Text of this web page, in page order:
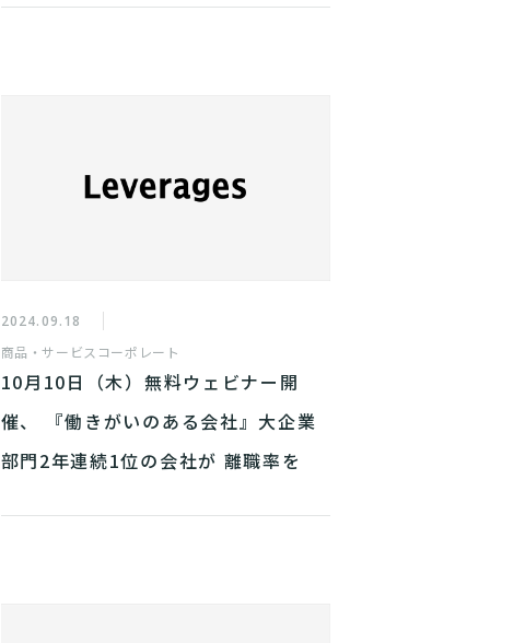
2024.09.18
商品・サービス コーポレート
10月10日（木）無料ウェビナー開
催、 『働きがいのある会社』大企業
部門2年連続1位の会社が 離職率を